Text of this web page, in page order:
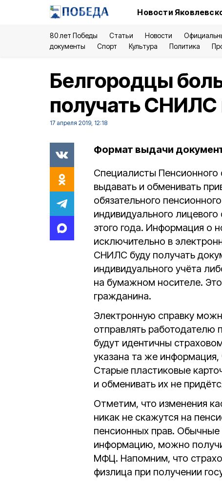
Новости
80 лет Победы Статьи Новости
документы
Спорт Культура Политика
Белгородцы
получать СНИЛС
17 апреля 2019, 12:18
Формат выдачи
Специалисты
выдавать и обменивать
обязательного
индивидуального
этого года. Информация о
исключительно в
СНИЛС буду получать
индивидуального учёта
на бумажном носителе.
гражданина.
Электронную справку
отправлять работодателю
будут идентичны
указана та же
Старые пластиковые
и обменивать их не
Отметим, что изменения
никак не скажутся на
пенсионных прав.
информацию, можно
МФЦ. Напомним, что
физлица при получении